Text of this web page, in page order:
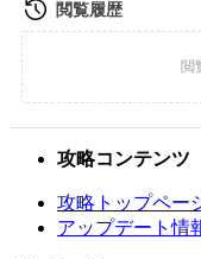
攻略コンテンツ
攻略トップペー
アップデート情